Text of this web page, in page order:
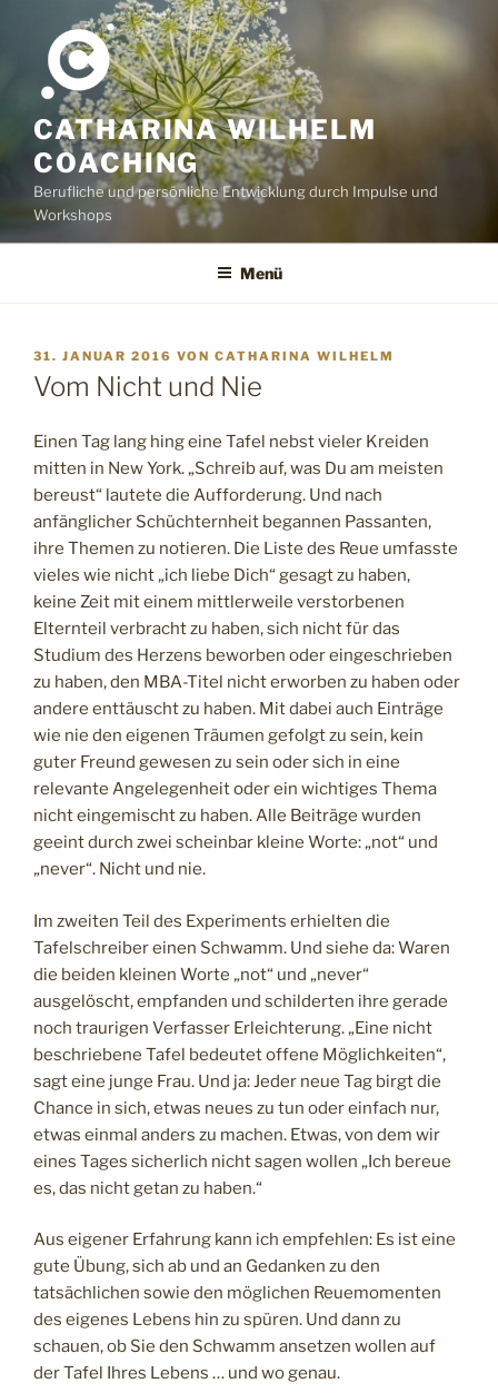
springen
CATHARINA WILHELM
COACHING
Berufliche und persönliche Entwicklung durch Impulse und
Workshops
Menü
VERÖFFENTLICHT
AM
31. JANUAR 2016 VON CATHARINA WILHELM
Vom Nicht und Nie
Einen Tag lang hing eine Tafel nebst vieler Kreiden
mitten in New York. „Schreib auf, was Du am meisten
bereust“ lautete die Aufforderung. Und nach
anfänglicher Schüchternheit begannen Passanten,
ihre Themen zu notieren. Die Liste des Reue umfasste
vieles wie nicht „ich liebe Dich“ gesagt zu haben,
keine Zeit mit einem mittlerweile verstorbenen
Elternteil verbracht zu haben, sich nicht für das
Studium des Herzens beworben oder eingeschrieben
zu haben, den MBA-Titel nicht erworben zu haben oder
andere enttäuscht zu haben. Mit dabei auch Einträge
wie nie den eigenen Träumen gefolgt zu sein, kein
guter Freund gewesen zu sein oder sich in eine
relevante Angelegenheit oder ein wichtiges Thema
nicht eingemischt zu haben. Alle Beiträge wurden
geeint durch zwei scheinbar kleine Worte: „not“ und
„never“. Nicht und nie.
Im zweiten Teil des Experiments erhielten die
Tafelschreiber einen Schwamm. Und siehe da: Waren
die beiden kleinen Worte „not“ und „never“
ausgelöscht, empfanden und schilderten ihre gerade
noch traurigen Verfasser Erleichterung. „Eine nicht
beschriebene Tafel bedeutet offene Möglichkeiten“,
sagt eine junge Frau. Und ja: Jeder neue Tag birgt die
Chance in sich, etwas neues zu tun oder einfach nur,
etwas einmal anders zu machen. Etwas, von dem wir
eines Tages sicherlich nicht sagen wollen „Ich bereue
es, das nicht getan zu haben.“
Aus eigener Erfahrung kann ich empfehlen: Es ist eine
gute Übung, sich ab und an Gedanken zu den
tatsächlichen sowie den möglichen Reuemomenten
des eigenes Lebens hin zu spüren. Und dann zu
schauen, ob Sie den Schwamm ansetzen wollen auf
der Tafel Ihres Lebens … und wo genau.